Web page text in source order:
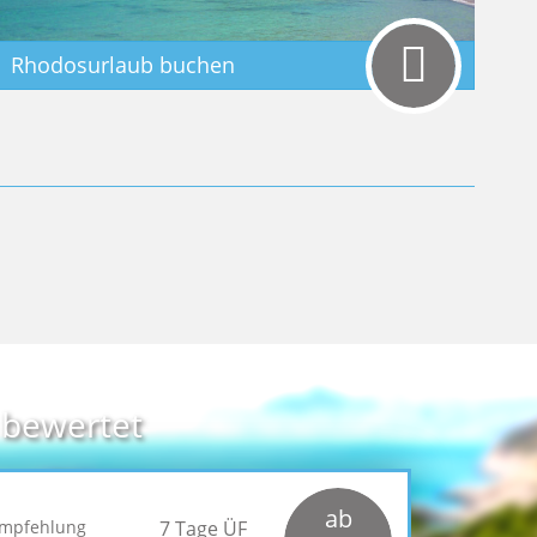
Rhodosurlaub buchen
7 Tage ÜF
ab